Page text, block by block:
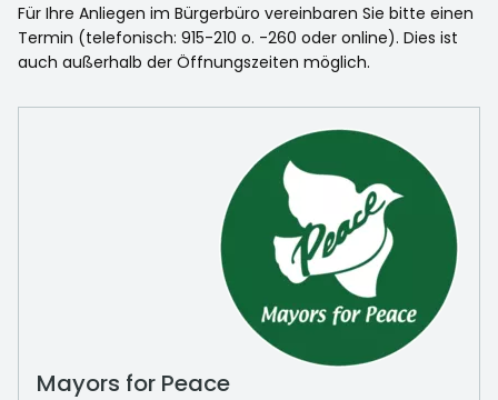
Für Ihre Anliegen im Bürgerbüro vereinbaren Sie bitte einen
Termin (telefonisch: 915-210 o. -260 oder online). Dies ist
auch außerhalb der Öffnungszeiten möglich.
Mayors for Peace